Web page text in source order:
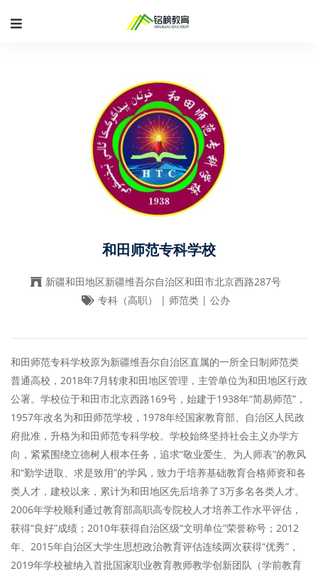
和田师范专科学校
新疆和田地区新疆维吾尔自治区和田市北京西路287号
专科（高职） | 师范类 | 公办
和田师范专科学校原为新疆维吾尔自治区直属的一所全日制师范类
普通高校，2018年7月转隶和田地区管理，主管单位为和田地区行政
公署。学校位于和田市北京西路169号，始建于1938年“简易师范”，
1957年改名为和田师范学校，1978年经国家教育部、自治区人民政
府批准，升格为和田师范专科学校。学校始终坚持社会主义办学方
向，紧紧围绕立德树人根本任务，追求“敬业爱生、为人师表”的教风
和“勤学进取、求是致用”的学风，致力于培养基础教育合格师资和各
类人才，建校以来，累计为和田地区先后培养了3万多名各类人才。
2006年学校顺利通过教育部高职高专院校人才培养工作水平评估，
获得“良好”成绩；2010年获得自治区级“文明单位”荣誉称号；2012
年、2015年自治区大学生思想政治教育评估连续两次获得“优秀”，
2019年学校被纳入首批国家职业教育教师教学创新团队（学前教育